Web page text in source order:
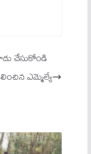
చేసుకోండి
ఎమ్మెల్యే